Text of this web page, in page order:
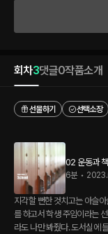
회차3댓글0작품소개
선물하기
선택소장
02 운동과
6분 •
지각할 뻔한 것치고는 아슬
를 하고서 학생 주임이라는
라도 나만 봐줬다. 도서실에